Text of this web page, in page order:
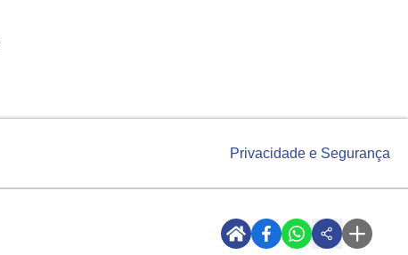
Privacidade e Segurança